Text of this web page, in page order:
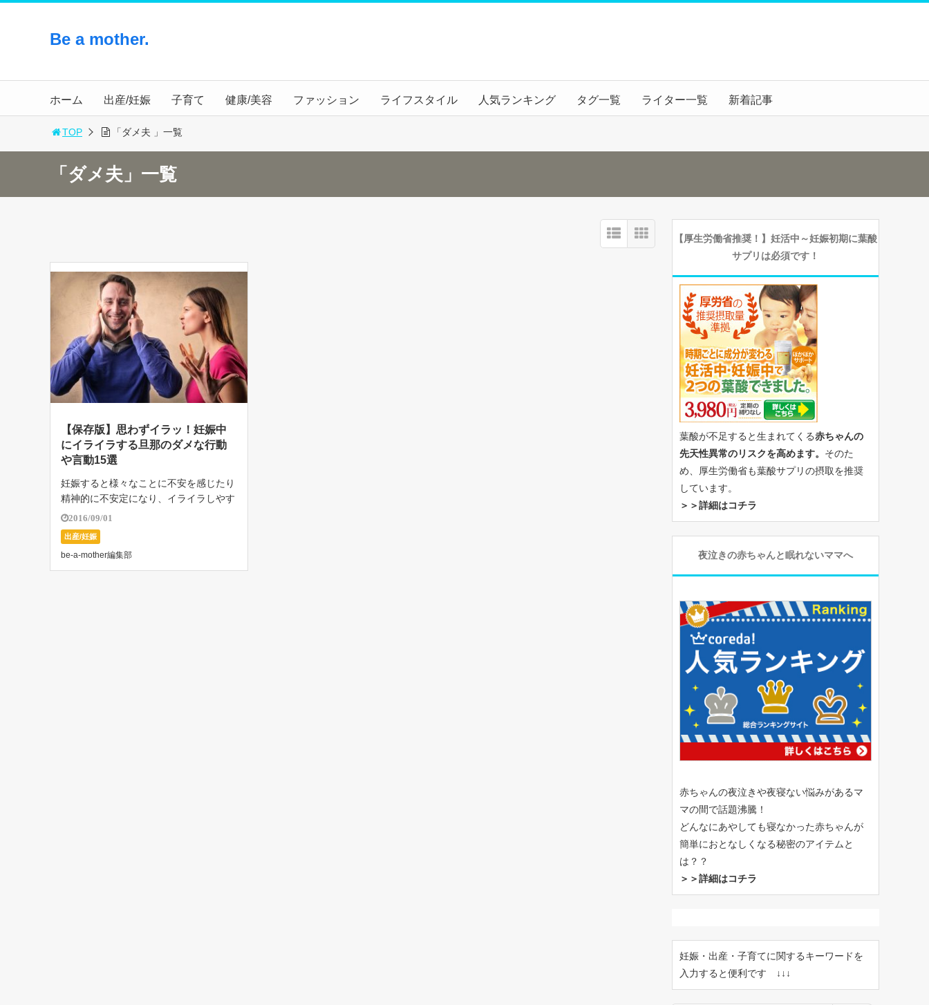
Be a mother.
ホーム 出産/妊娠 子育て 健康/美容 ファッション ライフスタイル 人気ランキング タグ一覧 ライター一覧 新着記事
TOP 「ダメ夫 」一覧
「ダメ夫」一覧
【保存版】思わずイラッ！妊娠中
にイライラする旦那のダメな行動
や言動15選
妊娠すると様々なことに不安を感じたり
精神的に不安定になり、イライラしやす
くなります。赤ちゃんの誕生は夫婦2人
にとって本当に幸せで待ち遠しいもので
すよね。 初めてのお産であれば、夫婦2
人だけの残り少ない時間を赤ちゃんを迎
え […]
2016/09/01
出産/妊娠
be-a-mother編集部
【厚生労働省推奨！】妊活中～妊娠初期に葉酸
サプリは必須です！
葉酸が不足すると生まれてくる赤ちゃんの
先天性異常のリスクを高めます。 そのた
め、厚生労働省も葉酸サプリの摂取を推奨
しています。
＞＞詳細はコチラ
夜泣きの赤ちゃんと眠れないママへ
赤ちゃんの夜泣きや夜寝ない悩みがあるマ
マの間で話題沸騰！
どんなにあやしても寝なかった赤ちゃんが
簡単におとなしくなる秘密のアイテムと
は？？
＞＞詳細はコチラ
妊娠・出産・子育てに関するキーワードを
入力すると便利です ↓↓↓